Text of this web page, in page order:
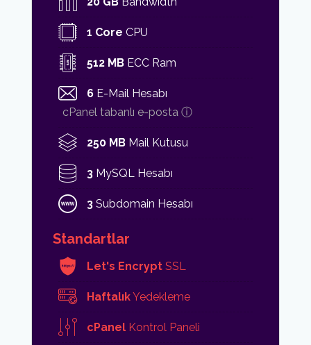
1 Core CPU
512 MB ECC Ram
6 E-Mail Hesabı
cPanel tabanlı e-posta ⓘ
250 MB Mail Kutusu
3 MySQL Hesabı
3 Subdomain Hesabı
Standartlar
Let's Encrypt SSL
HaftalıkYedekleme
cPanel Kontrol Paneli